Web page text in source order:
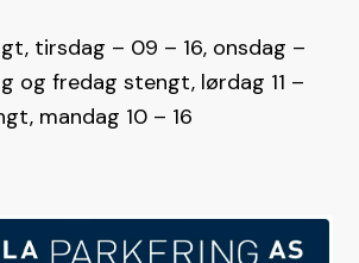
tirsdag – 09 – 16, onsdag –
og fredag stengt, lørdag 11 –
mandag 10 – 16